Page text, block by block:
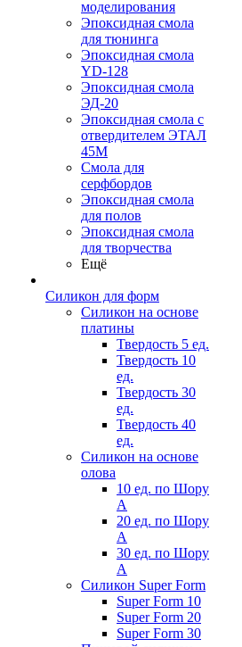
моделирования
Эпоксидная смола
для тюнинга
Эпоксидная смола
YD-128
Эпоксидная смола
ЭД-20
Эпоксидная смола с
отвердителем ЭТАЛ
45М
Смола для
серфбордов
Эпоксидная смола
для полов
Эпоксидная смола
для творчества
Ещё
Силикон для форм
Силикон на основе
платины
Твердость 5 ед.
Твердость 10
ед.
Твердость 30
ед.
Твердость 40
ед.
Силикон на основе
олова
10 ед. по Шору
А
20 ед. по Шору
А
30 ед. по Шору
А
Силикон Super Form
Super Form 10
Super Form 20
Super Form 30